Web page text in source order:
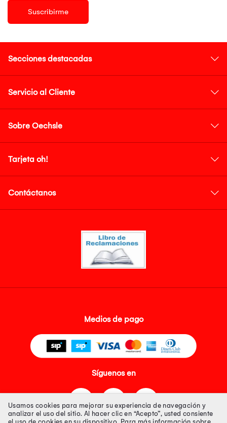
Suscribirme
Secciones destacadas
Servicio al Cliente
Sobre Oechsle
Tarjeta oh!
Contáctanos
Medios de pago
Síguenos en
Usamos cookies para mejorar su experiencia de navegación y
analizar el uso del sitio. Al hacer clic en “Acepto”, usted consiente